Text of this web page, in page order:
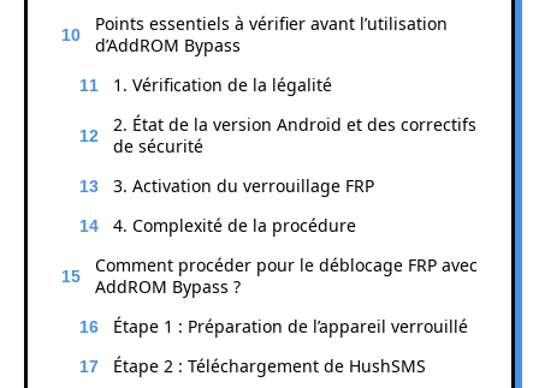
Points essentiels à vérifier avant l’utilisation
d’AddROM Bypass
1. Vérification de la légalité
2. État de la version Android et des correctifs
de sécurité
3. Activation du verrouillage FRP
4. Complexité de la procédure
Comment procéder pour le déblocage FRP avec
AddROM Bypass ?
Étape 1 : Préparation de l’appareil verrouillé
Étape 2 : Téléchargement de HushSMS